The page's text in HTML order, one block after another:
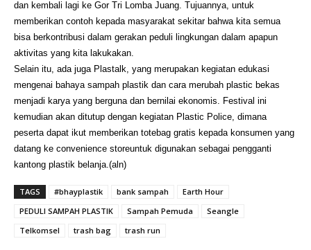
dan kembali lagi ke Gor Tri Lomba Juang. Tujuannya, untuk
memberikan contoh kepada masyarakat sekitar bahwa kita semua
bisa berkontribusi dalam gerakan peduli lingkungan dalam apapun
aktivitas yang kita lakukakan.
Selain itu, ada juga Plastalk, yang merupakan kegiatan edukasi
mengenai bahaya sampah plastik dan cara merubah plastic bekas
menjadi karya yang berguna dan bernilai ekonomis. Festival ini
kemudian akan ditutup dengan kegiatan Plastic Police, dimana
peserta dapat ikut memberikan totebag gratis kepada konsumen yang
datang ke convenience storeuntuk digunakan sebagai pengganti
kantong plastik belanja.(aln)
TAGS #bhayplastik bank sampah
Earth Hour
PEDULI SAMPAH PLASTIK
Sampah Pemuda
Seangle
Telkomsel
trash bag trash run